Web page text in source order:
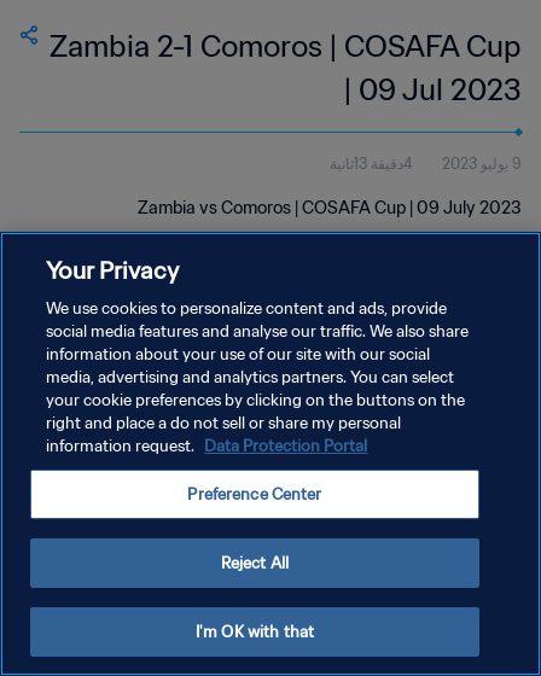
Zambia 2-1 Comoros | COSAFA Cup
| 09 Jul 2023
9 يوليو 2023 4دقيقة 13ثانية
Zambia vs Comoros | COSAFA Cup | 09 July 2023
سياسة الخصوصية
شروط الخدمة
إدارة تفضيلات ملفات تعريف الارتباط
Your Privacy
We use cookies to personalize content and ads, provide
social media features and analyse our traffic. We also share
information about your use of our site with our social
media, advertising and analytics partners. You can select
your cookie preferences by clicking on the buttons on the
right and place a do not sell or share my personal
information request. Data Protection Portal
Preference Center
Reject All
I'm OK with that